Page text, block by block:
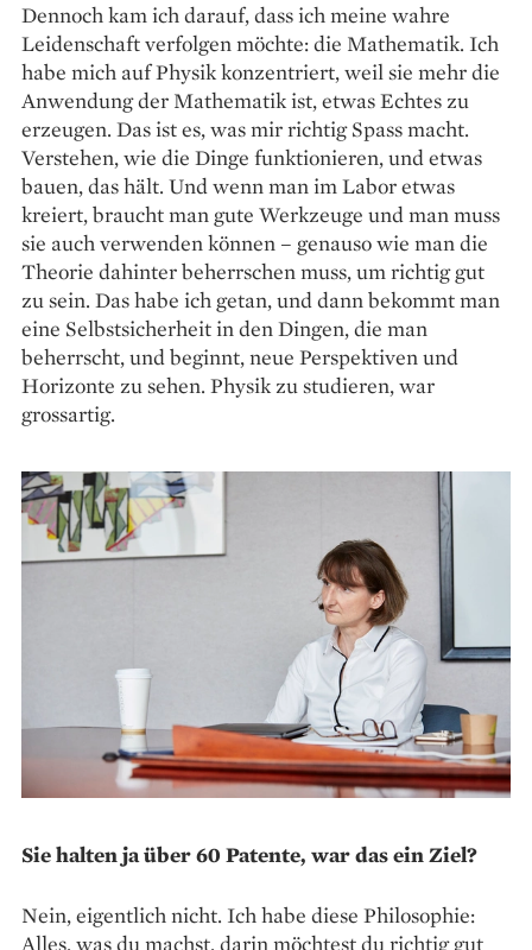
Dennoch kam ich darauf, dass ich meine wahre
Leidenschaft verfolgen möchte: die Mathematik. Ich
habe mich auf Physik konzentriert, weil sie mehr die
Anwendung der Mathematik ist, etwas Echtes zu
erzeugen. Das ist es, was mir richtig Spass macht.
Verstehen, wie die Dinge funktionieren, und etwas
bauen, das hält. Und wenn man im Labor etwas
kreiert, braucht man gute Werkzeuge und man muss
sie auch verwenden können – genauso wie man die
Theorie dahinter beherrschen muss, um richtig gut
zu sein. Das habe ich getan, und dann bekommt man
eine Selbstsicherheit in den Dingen, die man
beherrscht, und beginnt, neue Perspektiven und
Horizonte zu sehen. Physik zu studieren, war
grossartig.
Sie halten ja über 60 Patente, war das ein Ziel?
Nein, eigentlich nicht. Ich habe diese Philosophie:
Alles, was du machst, darin möchtest du richtig gut